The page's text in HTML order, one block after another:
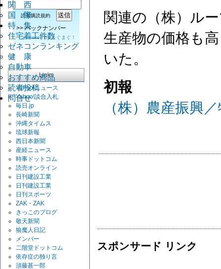
関 西
国 際
特 集
住宅着工件数
ゼネコンランキング
健 康
自動車
おすすめ商品
読者投稿
問合せ
読者購読規約
>>バックナンバー
powered byまぐまぐ！
Links
Yahoo!ニュース
Yahoo!談合入札
毎日.jp
長崎新聞
沖縄タイムス
琉球新報
西日本新聞
産経ニュース
時事ドットコム
読売オンライン
日刊建設工業
日刊建設工業
日刊スポーツ
ZAK・ZAK
きっこのブログ
敬天新聞
狼魔人日記
メンバー
二階堂ドットコム
依存症の独り言
須藤甚一郎
関連の（株）ル
生産物の価格も
いた。
初報
（株）農産振興
スポンサード リンク